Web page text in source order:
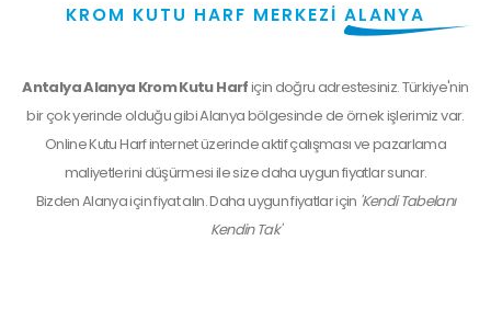
KROM KUTU HARF MERKEZİ ALANYA
Antalya Alanya Krom Kutu Harfiçin doğru adrestesiniz. Türkiye'nin
bir çok yerinde olduğu gibi Alanya bölgesinde de örnek işlerimiz var.
Online Kutu Harf internet üzerinde aktif çalışması ve pazarlama
maliyetlerini düşürmesi ile size daha uygun fiyatlar sunar.
BizdenAlanyaiçin fiyat alın. Daha uygun fiyatlar için 'Kendi Tabelanı
Kendin Tak'